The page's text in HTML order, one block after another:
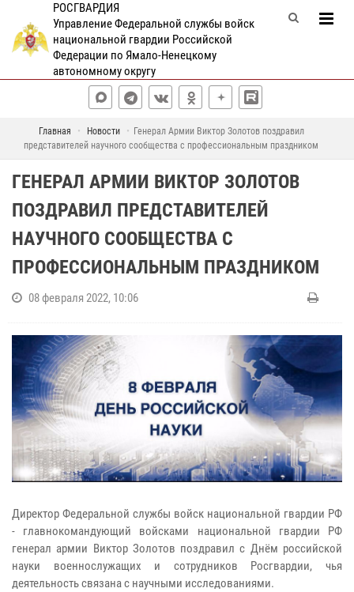
РОСГВАРДИЯ
Управление Федеральной службы войск
национальной гвардии Российской
Федерации по Ямало-Ненецкому
автономному округу
Главная Новости
Генерал Армии Виктор Золотов поздравил
представителей научного сообщества с профессиональным праздником
ГЕНЕРАЛ АРМИИ ВИКТОР ЗОЛОТОВ
ПОЗДРАВИЛ ПРЕДСТАВИТЕЛЕЙ
НАУЧНОГО СООБЩЕСТВА С
ПРОФЕССИОНАЛЬНЫМ ПРАЗДНИКОМ
08 февраля 2022, 10:06
Директор Федеральной службы войск национальной гвардии РФ
- главнокомандующий войсками национальной гвардии РФ
генерал армии Виктор Золотов поздравил с Днём российской
науки военнослужащих и сотрудников Росгвардии, чья
деятельность связана с научными исследованиями.